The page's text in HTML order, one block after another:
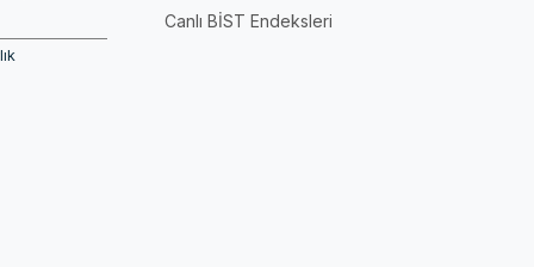
Canlı BİST Endeksleri